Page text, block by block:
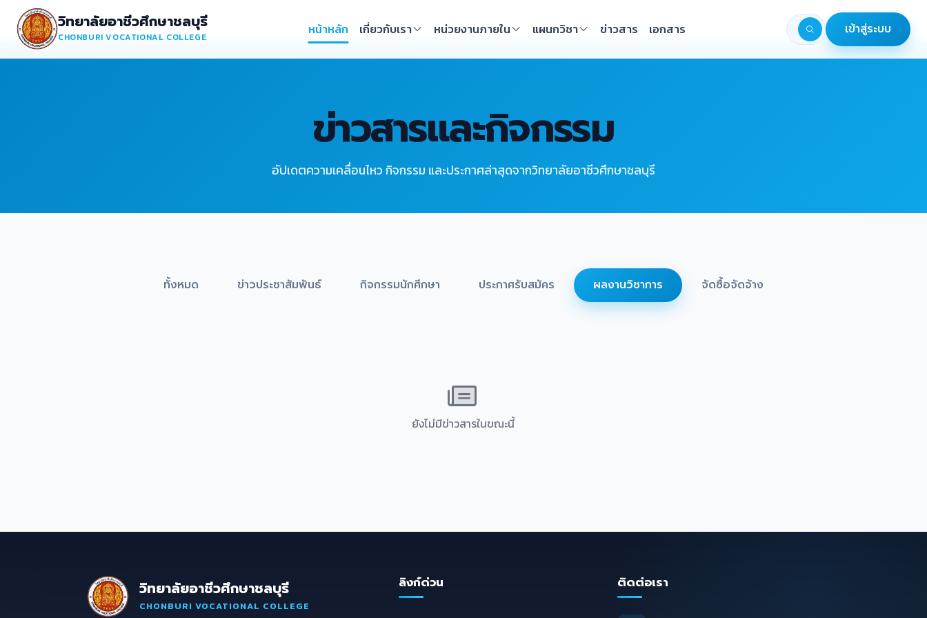
วิทยาลัยอาชีวศึกษาชลบุรี
CHONBURI VOCATIONAL COLLEGE
หน้าหลัก เกี่ยวกับเรา หน่วยงานภายใน แผนกวิชา ข่าวสาร เอกสาร เข้าสู่ระบบ
ข่าวสารและกิจกรรม
อัปเดตความเคลื่อนไหว กิจกรรม และประกาศล่าสุดจากวิทยาลัยอาชีวศึกษาชลบุรี
ทั้งหมด ข่าวประชาสัมพันธ์ กิจกรรมนักศึกษา ประกาศรับสมัคร ผลงานวิชาการ จัดซื้อจัดจ้าง
ยังไม่มีข่าวสารในขณะนี้
วิทยาลัยอาชีวศึกษาชลบุรี
CHONBURI VOCATIONAL COLLEGE
ลิงก์ด่วน ติดต่อเรา